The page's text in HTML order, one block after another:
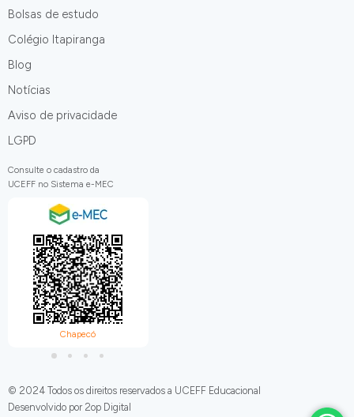
Bolsas de estudo
Colégio Itapiranga
Blog
Notícias
Aviso de privacidade
LGPD
Consulte o cadastro da
UCEFF no Sistema e-MEC
Chapecó
© 2024 Todos os direitos reservados a UCEFF Educacional
Desenvolvido por 2op Digital